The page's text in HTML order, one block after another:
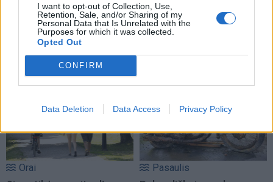
I want to opt-out of Collection, Use,
Retention, Sale, and/or Sharing of my
Personal Data that Is Unrelated with the
Purposes for which it was collected.
Opted Out
CONFIRM
Data Deletion Data Access Privacy Policy
NAUJI
Orai Pasaulis